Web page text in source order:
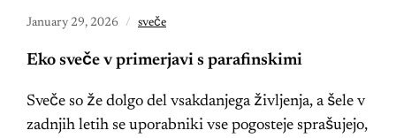
January 29, 2026 sveče
Eko sveče v primerjavi s parafinskimi
Sveče so že dolgo del vsakdanjega življenja, a šele v
zadnjih letih se uporabniki vse pogosteje sprašujejo,